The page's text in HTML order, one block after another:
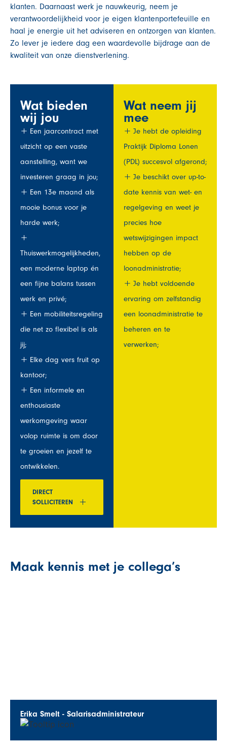
klanten. Daarnaast werk je nauwkeurig, neem je
verantwoordelijkheid voor je eigen klantenportefeuille en
haal je energie uit het adviseren en ontzorgen van klanten.
Zo lever je iedere dag een waardevolle bijdrage aan de
kwaliteit van onze dienstverlening.
Wat bieden
wij jou
Een jaarcontract met
uitzicht op een vaste
aanstelling, want we
investeren graag in jou;
Een 13e maand als
mooie bonus voor je
harde werk;
Thuiswerkmogelijkheden,
een moderne laptop én
een fijne balans tussen
werk en privé;
Een mobiliteitsregeling
die net zo flexibel is als
jij;
Elke dag vers fruit op
kantoor;
Een informele en
enthousiaste
werkomgeving waar
volop ruimte is om door
te groeien en jezelf te
ontwikkelen.
DIRECT
SOLLICITEREN
Wat neem jij
mee
Je hebt de opleiding
Praktijk Diploma Lonen
(PDL) succesvol afgerond;
Je beschikt over up-to-
date kennis van wet- en
regelgeving en weet je
precies hoe
wetswijzigingen impact
hebben op de
loonadministratie;
Je hebt voldoende
ervaring om zelfstandig
een loonadministratie te
beheren en te
verwerken;
Maak kennis met je collega’s
Erika Smelt - Salarisadministrateur